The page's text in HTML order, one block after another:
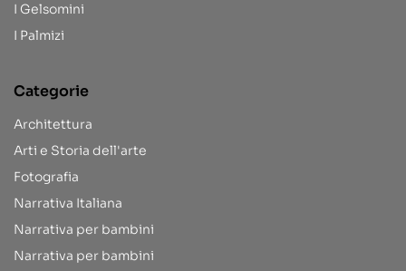
I Gelsomini
I Palmizi
Categorie
Architettura
Arti e Storia dell'arte
Fotografia
Narrativa Italiana
Narrativa per bambini
Narrativa per bambini